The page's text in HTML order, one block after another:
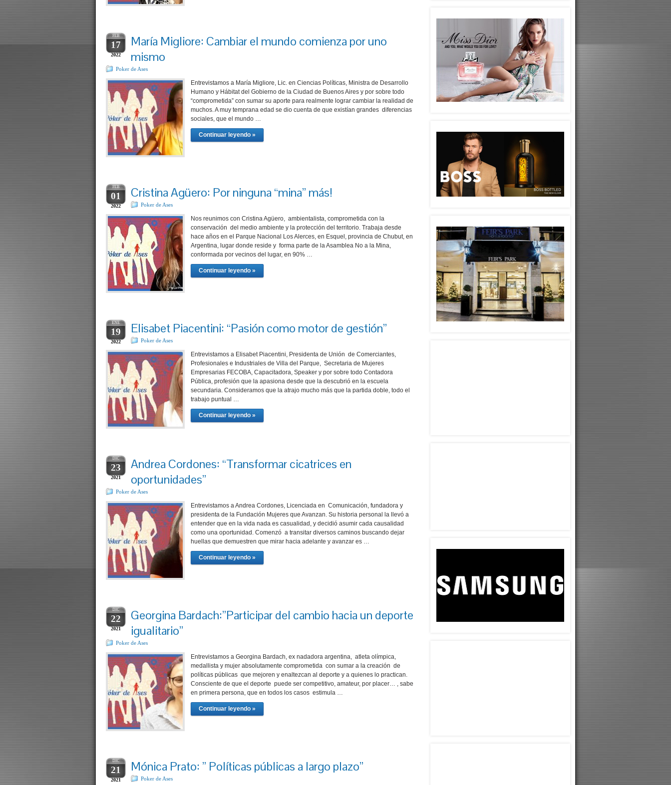
FEB
17
2022
María Migliore: Cambiar el mundo comienza por uno
mismo
Poker de Ases
Entrevistamos a María Migliore, Lic. en Ciencias Políticas, Ministra de Desarrollo
Humano y Hábitat del Gobierno de la Ciudad de Buenos Aires y por sobre todo
“comprometida” con sumar su aporte para realmente lograr cambiar la realidad de
muchos. A muy temprana edad se dio cuenta de que existían grandes diferencias
sociales, que el mundo …
Continuar leyendo »
FEB
01
2022
Cristina Agüero: Por ninguna “mina” más!
Poker de Ases
Nos reunimos con Cristina Agüero, ambientalista, comprometida con la
conservación del medio ambiente y la protección del territorio. Trabaja desde
hace años en el Parque Nacional Los Alerces, en Esquel, provincia de Chubut, en
Argentina, lugar donde reside y forma parte de la Asamblea No a la Mina,
conformada por vecinos del lugar, en 90% …
Continuar leyendo »
ENE
19
2022
Elisabet Piacentini: “Pasión como motor de gestión”
Poker de Ases
Entrevistamos a Elisabet Piacentini, Presidenta de Unión de Comerciantes,
Profesionales e Industriales de Villa del Parque, Secretaria de Mujeres
Empresarias FECOBA, Capacitadora, Speaker y por sobre todo Contadora
Pública, profesión que la apasiona desde que la descubrió en la escuela
secundaria. Consideramos que la atrajo mucho más que la partida doble, todo el
trabajo puntual …
Continuar leyendo »
DIC
23
2021
Andrea Cordones: “Transformar cicatrices en
oportunidades”
Poker de Ases
Entrevistamos a Andrea Cordones, Licenciada en Comunicación, fundadora y
presidenta de la Fundación Mujeres que Avanzan. Su historia personal la llevó a
entender que en la vida nada es casualidad, y decidió asumir cada causalidad
como una oportunidad. Comenzó a transitar diversos caminos buscando dejar
huellas que demuestren que mirar hacia adelante y avanzar es …
Continuar leyendo »
DIC
22
2021
Georgina Bardach:”Participar del cambio hacia un deporte
igualitario”
Poker de Ases
Entrevistamos a Georgina Bardach, ex nadadora argentina, atleta olímpica,
medallista y mujer absolutamente comprometida con sumar a la creación de
políticas públicas que mejoren y enaltezcan al deporte y a quienes lo practican.
Consciente de que el deporte puede ser competitivo, amateur, por placer… , sabe
en primera persona, que en todos los casos estimula …
Continuar leyendo »
DIC
21
2021
Mónica Prato: ” Políticas públicas a largo plazo”
Poker de Ases